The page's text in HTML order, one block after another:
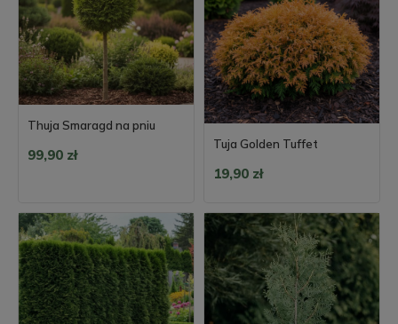
Thuja Smaragd na pniu
99,90 zł
Tuja Golden Tuffet
19,90 zł